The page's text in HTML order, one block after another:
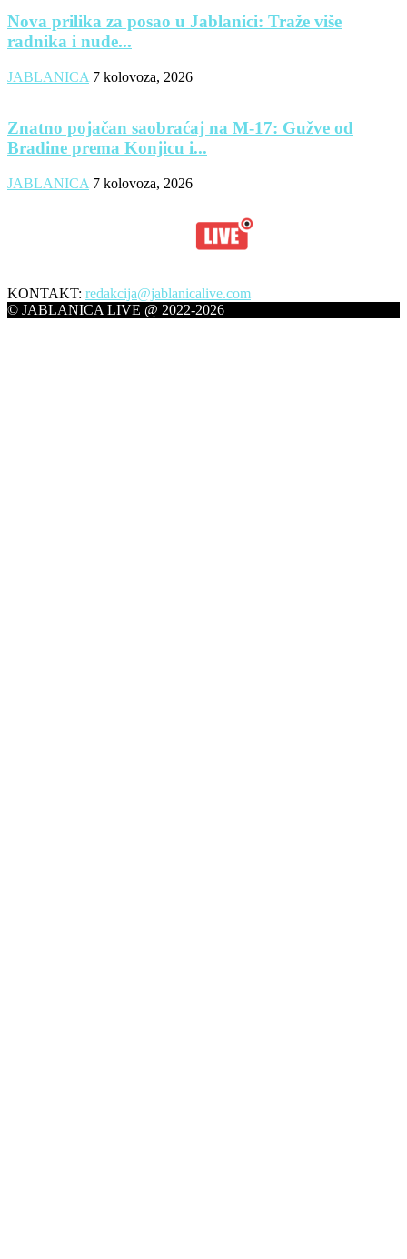
Nova prilika za posao u Jablanici: Traže više
radnika i nude...
JABLANICA 7 kolovoza, 2026
Znatno pojačan saobraćaj na M-17: Gužve od
Bradine prema Konjicu i...
JABLANICA 7 kolovoza, 2026
KONTAKT: redakcija@jablanicalive.com
© JABLANICA LIVE @ 2022-2026